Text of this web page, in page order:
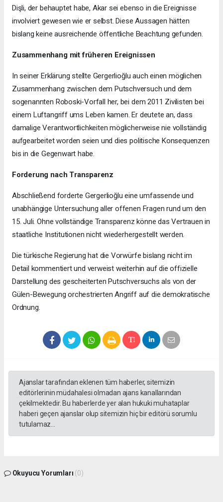
Dişli, der behauptet habe, Akar sei ebenso in die Ereignisse
involviert gewesen wie er selbst. Diese Aussagen hätten
bislang keine ausreichende öffentliche Beachtung gefunden.
Zusammenhang mit früheren Ereignissen
In seiner Erklärung stellte Gergerlioğlu auch einen möglichen
Zusammenhang zwischen dem Putschversuch und dem
sogenannten Roboski-Vorfall her, bei dem 2011 Zivilisten bei
einem Luftangriff ums Leben kamen. Er deutete an, dass
damalige Verantwortlichkeiten möglicherweise nie vollständig
aufgearbeitet worden seien und dies politische Konsequenzen
bis in die Gegenwart habe.
Forderung nach Transparenz
Abschließend forderte Gergerlioğlu eine umfassende und
unabhängige Untersuchung aller offenen Fragen rund um den
15. Juli. Ohne vollständige Transparenz könne das Vertrauen in
staatliche Institutionen nicht wiederhergestellt werden.
Die türkische Regierung hat die Vorwürfe bislang nicht im
Detail kommentiert und verweist weiterhin auf die offizielle
Darstellung des gescheiterten Putschversuchs als von der
Gülen-Bewegung orchestrierten Angriff auf die demokratische
Ordnung.
Ajanslar tarafından eklenen tüm haberler, sitemizin
editörlerinin müdahalesi olmadan ajans kanallarından
çekilmektedir. Bu haberlerde yer alan hukuki muhataplar
haberi geçen ajanslar olup sitemizin hiç bir editörü sorumlu
tutulamaz...
Okuyucu Yorumları (0)